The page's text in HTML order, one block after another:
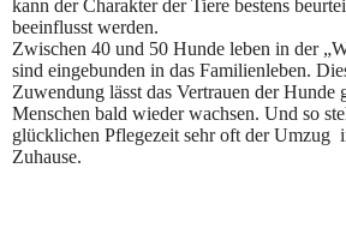
kann der Charakter der Tiere bestens
beeinflusst werden.
Zwischen 40 und 50 Hunde leben in der
sind eingebunden in das Familienleben.
Zuwendung lässt das Vertrauen der Hunde
Menschen bald wieder wachsen. Und so
glücklichen Pflegezeit sehr oft der Umzug
Zuhause.